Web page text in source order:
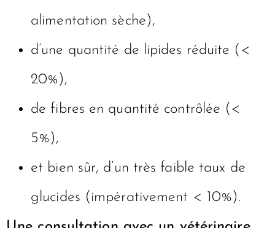
alimentation sèche),
d’une quantité de lipides réduite (<
20%),
de fibres en quantité contrôlée (<
5%),
et bien sûr, d’un très faible taux de
glucides (impérativement < 10%).